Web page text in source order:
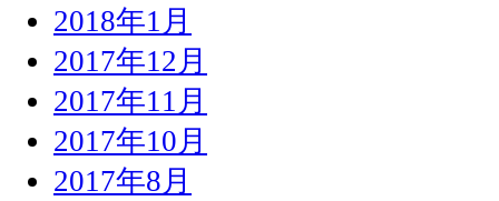
2018年1月
2017年12月
2017年11月
2017年10月
2017年8月